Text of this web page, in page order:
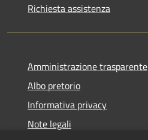
Richiesta assistenza
Amministrazione trasparente
Albo pretorio
Informativa privacy
Note legali